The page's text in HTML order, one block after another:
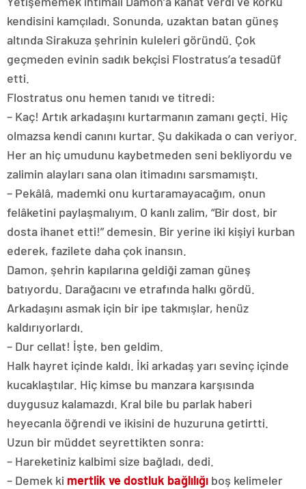
kendisini kamçıladı. Sonunda, uzaktan batan güneş
altında Sirakuza şehrinin kuleleri göründü. Çok
geçmeden evinin sadık bekçisi Flostratus’a tesadüf
etti.
Flostratus onu hemen tanıdı ve titredi:
– Kaç! Artık arkadaşını kurtarmanın zamanı geçti. Hiç
olmazsa kendi canını kurtar. Şu dakikada o can veriyor.
Her an hiç umudunu kaybetmeden seni bekliyordu ve
zalimin alayları sana olan itimadını sarsmamıştı.
– Pekâlâ, mademki onu kurtaramayacağım, onun
felâketini paylaşmalıyım. O kanlı zalim, “Bir dost, bir
dosta ihanet etti!” demesin. Bir yerine iki kişiyi kurban
ederek, fazilete daha çok inansın.
Damon, şehrin kapılarına geldiği zaman güneş
batıyordu. Darağacını ve etrafında halkı gördü.
Arkadaşını asmak için bir ipe takmışlar, henüz
kaldırıyorlardı.
– Dur cellat! İşte, ben geldim.
Halk hayret içinde kaldı. İki arkadaş yarı sevinç içinde
kucaklaştılar. Hiç kimse bu manzara karşısında
duygusuz kalamazdı. Kral bile bu parlak haberi
heyecanla öğrendi ve ikisini de huzuruna getirtti.
Uzun bir müddet seyrettikten sonra:
– Hareketiniz kalbimi size bağladı, dedi.
– Demek ki mertlik ve dostluk bağlılığı boş kelimeler